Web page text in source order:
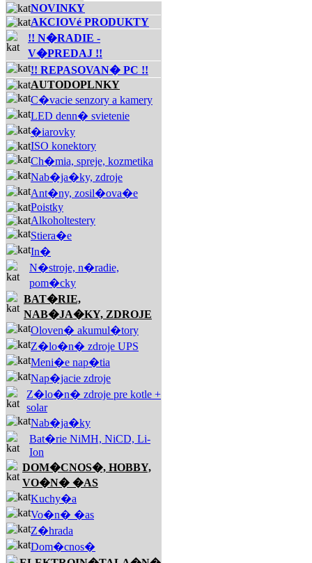
NOVINKY
AKCIOVé PRODUKTY
!! N�RADIE -
V�PREDAJ !!
!! REPASOVAN� PC !!
AUTODOPLNKY
C�vacie senzory a kamery
LED denn� svietenie
�iarovky
ISO konektory
Ch�mia, spreje, kozmetika
Nab�ja�ky, zdroje
Ant�ny, zosil�ova�e
Poistky
Alkoholtestery
Stiera�e
In�
N�stroje, n�radie,
pom�cky
BAT�RIE,
NAB�JA�KY, ZDROJE
Oloven� akumul�tory
Z�lo�n� zdroje UPS
Meni�e nap�tia
Nap�jacie zdroje
Z�lo�n� zdroje pre kotle +
solar
Nab�ja�ky
Bat�rie NiMH, NiCD, Li-
Ion
DOM�CNOS�, HOBBY,
VO�N� �AS
Kuchy�a
Vo�n� �as
Z�hrada
Dom�cnos�